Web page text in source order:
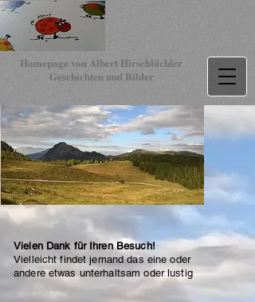
Vielen Dank für Ihren Besuch!
Vielleicht findet jemand das eine oder
andere etwas unterhaltsam oder lustig
Homepage von Albert Hirschbichler
Geschichten und Bilder